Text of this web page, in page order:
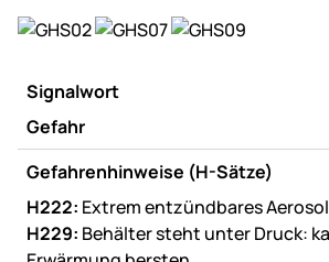
Signalwort
Gefahr
Gefahrenhinweise (H-Sätze)
H222: Extrem entzündbares
H229: Behälter steht unter Druck: